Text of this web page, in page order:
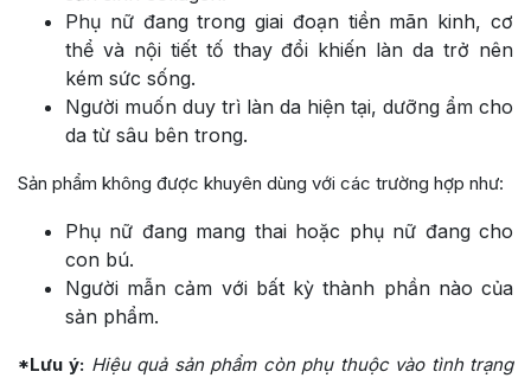
Phụ nữ đang trong giai đoạn tiền mãn kinh, cơ
thể và nội tiết tố thay đổi khiến làn da trở nên
kém sức sống.
Người muốn duy trì làn da hiện tại, dưỡng ẩm cho
da từ sâu bên trong.
Sản phẩm không được khuyên dùng với các trường hợp như:
Phụ nữ đang mang thai hoặc phụ nữ đang cho
con bú.
Người mẫn cảm với bất kỳ thành phần nào của
sản phẩm.
*Lưu ý: Hiệu quả sản phẩm còn phụ thuộc vào tình trạng